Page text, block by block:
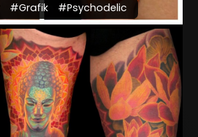
#Grafik #Psychodelic